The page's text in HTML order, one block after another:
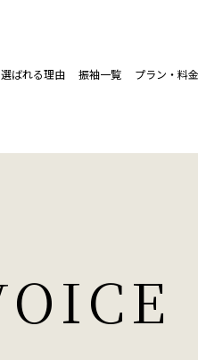
選ばれる理由 振袖一覧 プラン・料金